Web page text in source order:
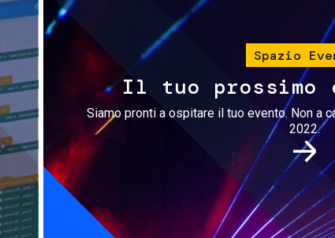
Spazio
Il tuo prossimo
Siamo pronti a ospitare il tuo evento. Non a
2022.